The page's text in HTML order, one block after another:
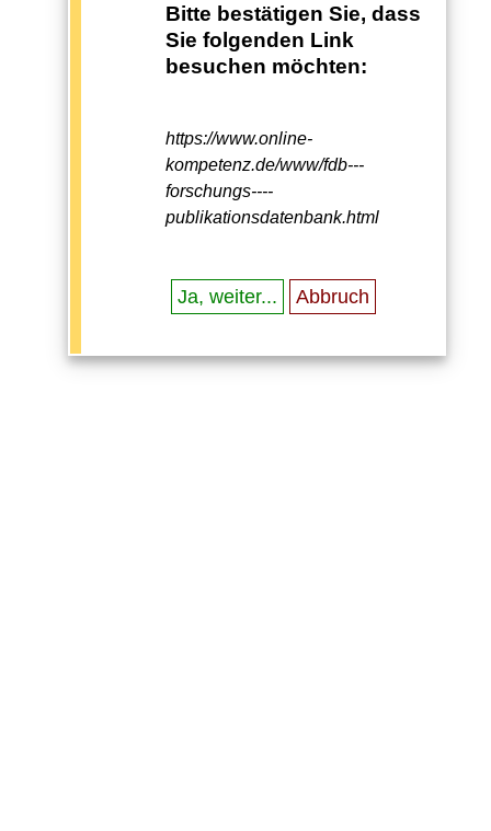
Bitte bestätigen Sie, dass
Sie folgenden Link
besuchen möchten:
https://www.online-
kompetenz.de/www/fdb---
forschungs----
publikationsdatenbank.html
Ja, weiter... Abbruch